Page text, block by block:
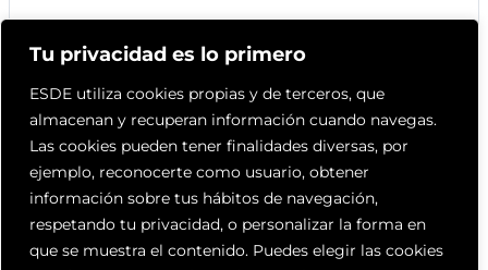
Tu privacidad es lo primero
ESDE utiliza cookies propias y de terceros, que
almacenan y recuperan información cuando navegas.
Las cookies pueden tener finalidades diversas, por
ejemplo, reconocerte como usuario, obtener
información sobre tus hábitos de navegación,
respetando tu privacidad, o personalizar la forma en
que se muestra el contenido. Puedes elegir las cookies
Contenido del Curso
Accede a tu grupo privado
Calendario de mentorías y tutorías en
directo